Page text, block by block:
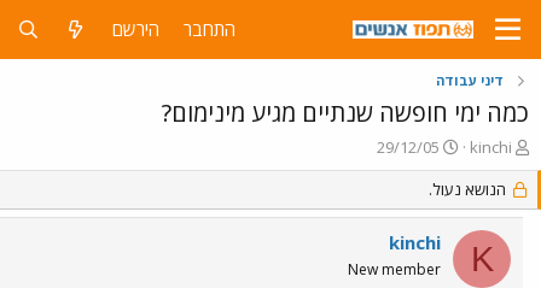
התחבר הירשם
דיני עבודה
כמה ימי חופשה שנתיים מגיע מינימום?
פ
ו
ת
ח
נ
kinchi
פ
ו
ר
ס
ם
ב
ת
29/12/05
הנושא נעול.
K
kinchi
New member